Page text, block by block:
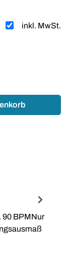
inkl. MwSt.
90 BPMNur